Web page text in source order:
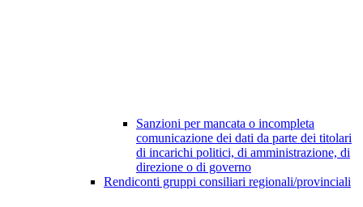
Sanzioni per mancata o incompleta
comunicazione dei dati da parte dei titolari
di incarichi politici, di amministrazione, di
direzione o di governo
Rendiconti gruppi consiliari regionali/provinciali